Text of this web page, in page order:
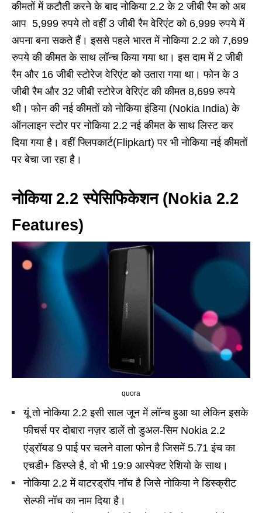
कीमतों में कटौती करने के बाद नोकिया 2.2 के 2 जीबी रैम को अब
आप 5,999 रुपये तो वहीं 3 जीबी रैम वेरिएंट को 6,999 रुपये में
अपना बना सकते हैं। इससे पहले भारत में नोकिया 2.2 को 7,699
रुपये की कीमत के साथ लॉन्च किया गया था। इस दाम में 2 जीबी
रैम और 16 जीबी स्टोरेज वेरिएंट को उतारा गया था। फोन के 3
जीबी रैम और 32 जीबी स्टोरेज वेरिएंट की कीमत 8,699 रुपये
थी। फोन की नई कीमतों को नोकिया इंडिया (Nokia India) के
ऑनलाइन स्टोर पर नोकिया 2.2 नई कीमत के साथ लिस्ट कर
दिया गया है। वहीं फ्लिपकार्ट(Flipkart) पर भी नोकिया नई कीमतों
पर बेचा जा रहा है।
नोकिया 2.2 स्पेसिफिकेशन (Nokia 2.2
Features)
quora
यूं तो नोकिया 2.2 इसी साल जून में लॉन्च हुआ था लेकिन इसके
फीचर्स पर दोबारा नज़र डालें तो डुअल-सिम Nokia 2.2
एंड्रॉयड 9 पाई पर चलने वाला फोन है जिसमें 5.71 इंच का
एचडी+ डिस्प्ले है, वो भी 19:9 आस्पेक्ट रेशियो के साथ।
नोकिया 2.2 में वाटरड्रॉप नॉच है जिसे नोकिया ने डिस्क्रीट
सेल्फी नॉच का नाम दिया है।